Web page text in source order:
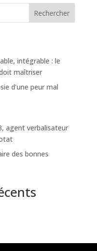
Rechercher
intégrable : le
maîtriser
d’une peur mal
agent verbalisateur
des bonnes